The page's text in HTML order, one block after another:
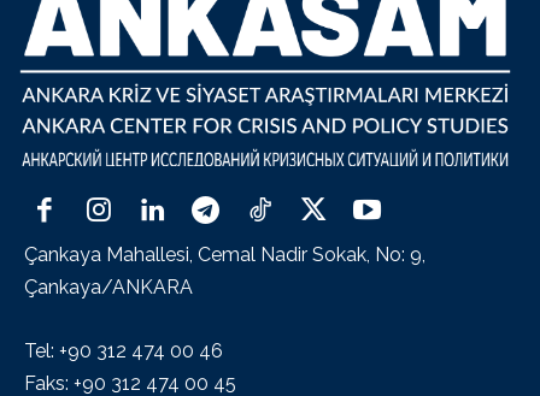
Çankaya Mahallesi, Cemal Nadir Sokak, No: 9,
Çankaya/ANKARA
Tel: +90 312 474 00 46
Faks: +90 312 474 00 45